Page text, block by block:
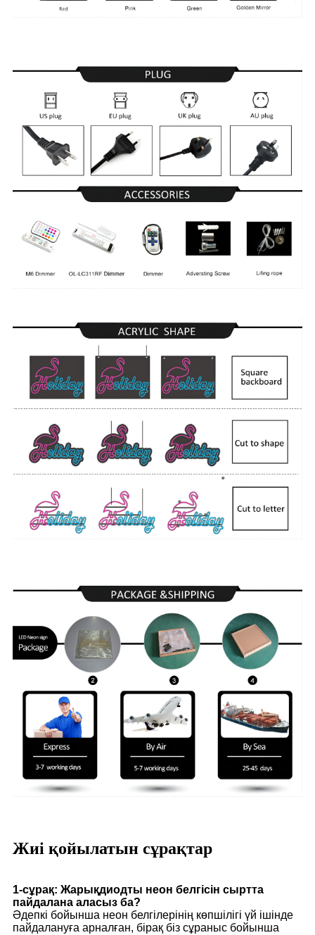
Жиі қойылатын сұрақтар
1-сұрақ: Жарықдиодты неон белгісін сыртта
пайдалана аласыз ба?
Әдепкі бойынша неон белгілерінің көпшілігі үй ішінде
пайдалануға арналған, бірақ біз сұраныс бойынша